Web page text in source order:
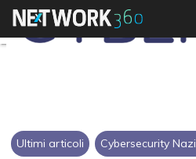
Ultimi articoli Cybersecurity